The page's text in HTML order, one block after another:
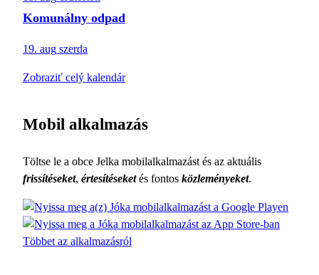
Komunálny odpad
19. aug szerda
Zobraziť celý kalendár
Mobil alkalmazás
Töltse le a obce Jelka mobilalkalmazást és az aktuális
frissítéseket, értesítéseketés fontos közleményeket.
Többet az alkalmazásról